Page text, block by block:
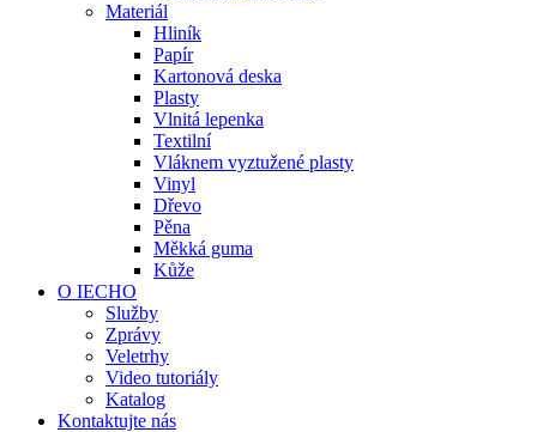
Materiál
Hliník
Papír
Kartonová deska
Plasty
Vlnitá lepenka
Textilní
Vláknem vyztužené plasty
Vinyl
Dřevo
Pěna
Měkká guma
Kůže
O IECHO
Služby
Zprávy
Veletrhy
Video tutoriály
Katalog
Kontaktujte nás